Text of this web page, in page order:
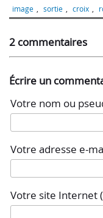
image
sortie croix
2 commentaires
Écrire un
Votre nom ou
Votre adresse e-
Votre site Internet